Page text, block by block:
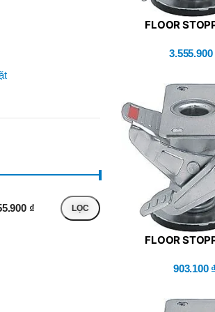
Top Kogyo
BT30 –
NPU 8 – 70
BT30 –
,
BT40 –
NPU 8 –
,
BT40 –
NPU 8 –
155
BT40 –
NPU 8 – 70
,
BT40 –
,
NPU13 –
MÃ SẢN PHẨM
LỌC
₫
FLOOR
3.555.900
FLOOR
903.100 ₫